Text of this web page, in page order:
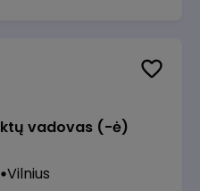
vadovas (-ė)
Vilnius